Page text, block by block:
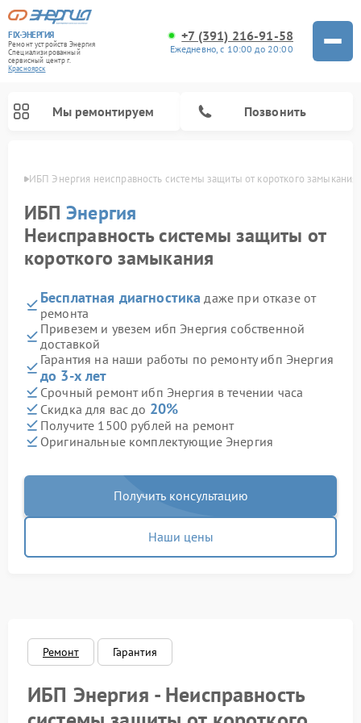
FIX-ЭНЕРГИЯ
Ремонт устройств Энергия
Специализированный
cервисный центр г.
Красноярск
+7 (391) 216-91-58
Ежедневно, с 10:00 до 20:00
Мы ремонтируем Позвонить
ИБП Энергия неисправность системы защиты от короткого замыкания
ИБП Энергия
Неисправность системы защиты от
короткого замыкания
Бесплатная диагностика даже при отказе от
ремонта
Привезем и увезем ибп Энергия собственной
доставкой
Гарантия на наши работы по ремонту ибп Энергия
до 3-х лет
Срочный ремонт ибп Энергия в течении часа
Скидка для вас до 20%
Получите 1500 рублей на ремонт
Оригинальные комплектующие Энергия
Получить консультацию
Наши цены
Ремонт Гарантия
ИБП Энергия - Неисправность